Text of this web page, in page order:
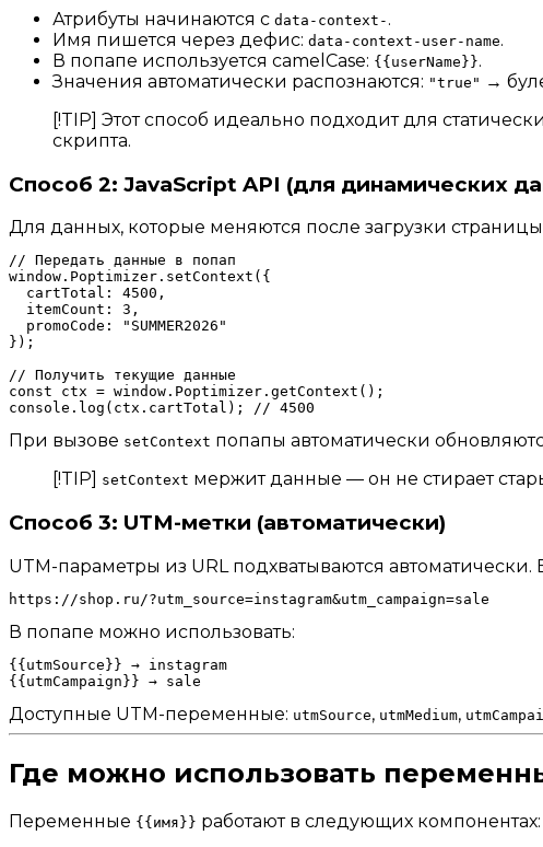
Атрибуты начинаются с data-context- .
Имя пишется через дефис: data-context-user-name.
В попапе используется camelCase: {{userName}}.
Значения автоматически распознаются: "true" →
[!TIP] Этот способ идеально подходит для
скрипта.
Способ 2: JavaScript API (для динамических
Для данных, которые меняются после загрузки страницы
// Передать данные в попап
window.Poptimizer.setContext({
  cartTotal: 4500,
  itemCount: 3,
  promoCode: "SUMMER2026"
});
// Получить текущие данные
const ctx = window.Poptimizer.getContext();
При вызове setContext попапы автоматически
[!TIP]
setContext мержит данные — он не стирает
Способ 3: UTM-метки (автоматически)
UTM-параметры из URL подхватываются
В попапе можно использовать:
{{utmSource}} → instagram
Доступные UTM-переменные: utmSource, utmMedium,
Где можно использовать
Переменные {{имя}} работают в следующих компонентах: